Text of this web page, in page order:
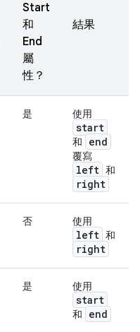
Start
和
End
屬
性？
結果
是 使用
start
和 end
覆寫
left 和
right
否 使用
left 和
right
是 使用
start
和 end